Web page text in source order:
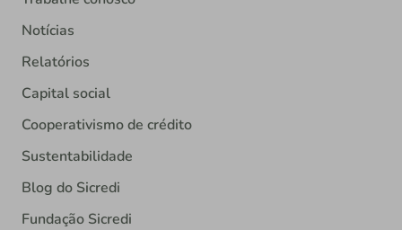
Notícias
Relatórios
Capital social
Cooperativismo de crédito
Sustentabilidade
Blog do Sicredi
Fundação Sicredi